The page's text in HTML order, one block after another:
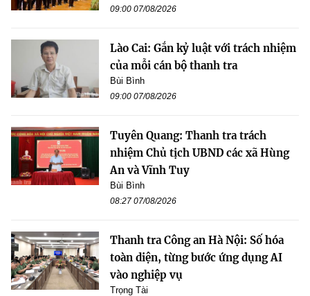
09:00 07/08/2026
Lào Cai: Gắn kỷ luật với trách nhiệm
của mỗi cán bộ thanh tra
Bùi Bình
09:00 07/08/2026
Tuyên Quang: Thanh tra trách
nhiệm Chủ tịch UBND các xã Hùng
An và Vĩnh Tuy
Bùi Bình
08:27 07/08/2026
Thanh tra Công an Hà Nội: Số hóa
toàn diện, từng bước ứng dụng AI
vào nghiệp vụ
Trọng Tài